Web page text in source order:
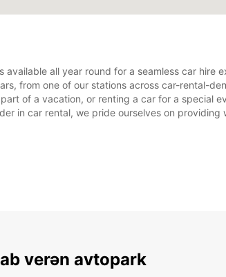
available all year round for a seamless car
from one of our stations across car-rental-
of a vacation, or renting a car for a special
in car rental, we pride ourselves on
verən avtopark